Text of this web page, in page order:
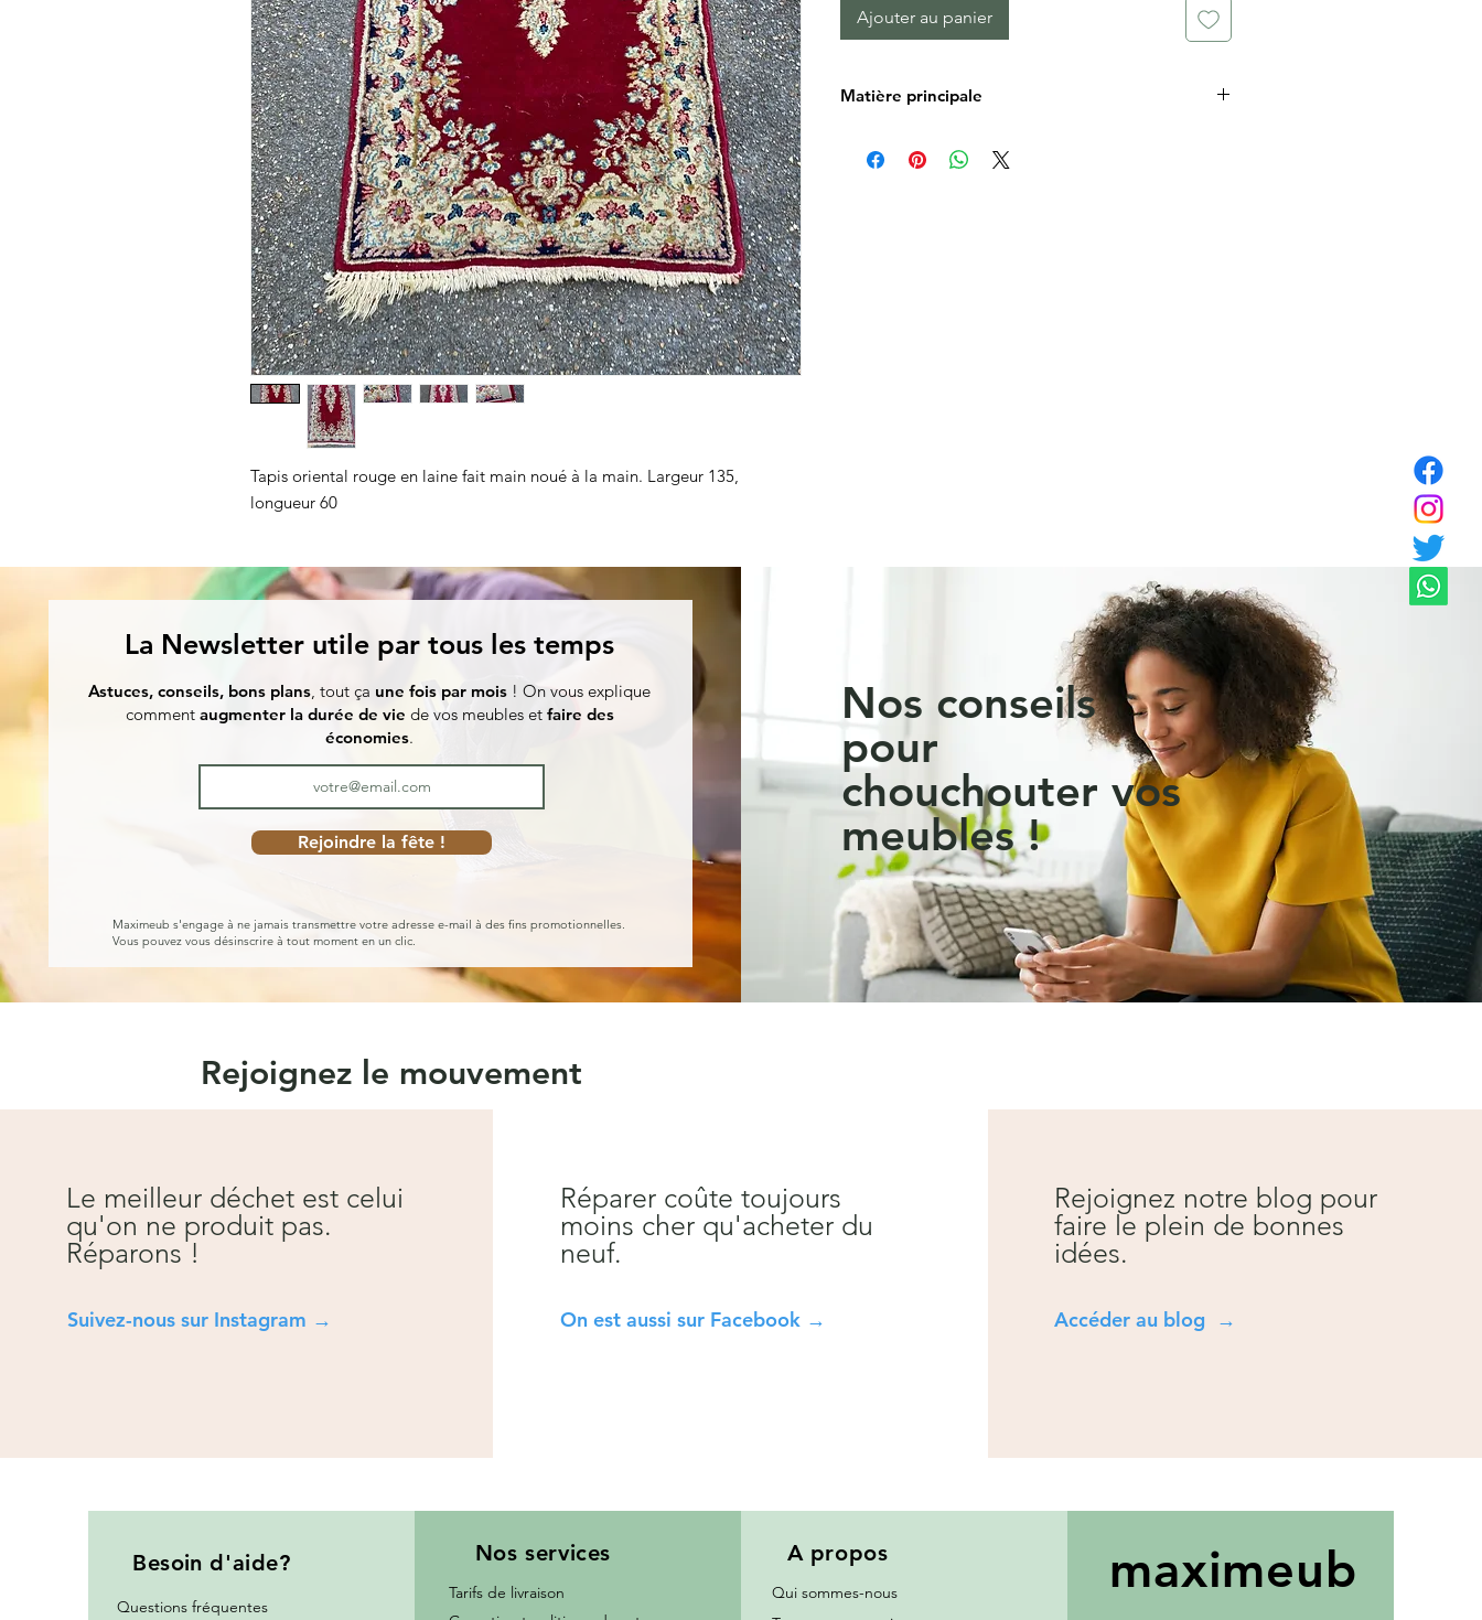
Tapis oriental rouge en laine fait main noué à la main. Largeur 135,
longueur 60
Ajouter au panier
Matière principale
La Newsletter utile par tous les temps
Astuces, conseils, bons plans, tout ça une fois par mois ! On vous explique
comment augmenter la durée de vie de vos meubles et faire des
économies.
Rejoindre la fête !
Maximeub s'engage à ne jamais transmettre votre adresse e-mail à des fins promotionnelles.
Vous pouvez vous désinscrire à tout moment en un clic.
Nos conseils
pour
chouchouter vos
meubles !
Rejoignez le mouvement
Le meilleur déchet est celui
qu'on ne produit pas.
Réparons !
Suivez-nous sur Instagram →
Réparer coûte toujours
moins cher qu'acheter du
neuf.
On est aussi sur Facebook →
Rejoignez notre blog pour
faire le plein de bonnes
idées.
Accéder au blog →
Besoin d'aide?
Questions fréquentes
Nos services
Tarifs de livraison
A propos
Qui sommes-nous
maximeub